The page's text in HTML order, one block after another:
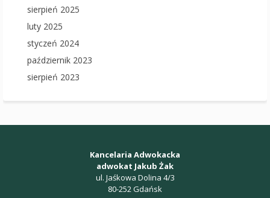
sierpień 2025
luty 2025
styczeń 2024
październik 2023
sierpień 2023
Kancelaria Adwokacka
adwokat Jakub Żak
ul. Jaśkowa Dolina 4/3
80-252 Gdańsk